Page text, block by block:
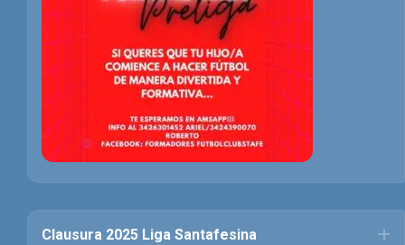
Clausura 2025 Liga Santafesina